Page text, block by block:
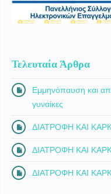
Τελευταία Άρθρα
Εμμηνόπαυση και
γυναίκες
ΔΙΑΤΡΟΦΗ ΚΑΙ
ΔΙΑΤΡΟΦΗ ΚΑΙ
ΔΙΑΤΡΟΦΗ ΚΑΙ